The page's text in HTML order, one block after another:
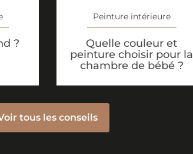
?
Peinture intérieure
Quelle couleur et
peinture choisir pour la
chambre de bébé ?
tous les conseils